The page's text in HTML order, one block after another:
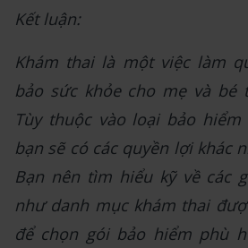
Kết luận:
Khám thai là một việc làm
bảo sức khỏe cho mẹ và bé
Tùy thuộc vào loại bảo
bạn sẽ có các quyền lợi khác
Bạn nên tìm hiểu kỹ về các
như danh mục khám thai
để chọn gói bảo hiểm phù